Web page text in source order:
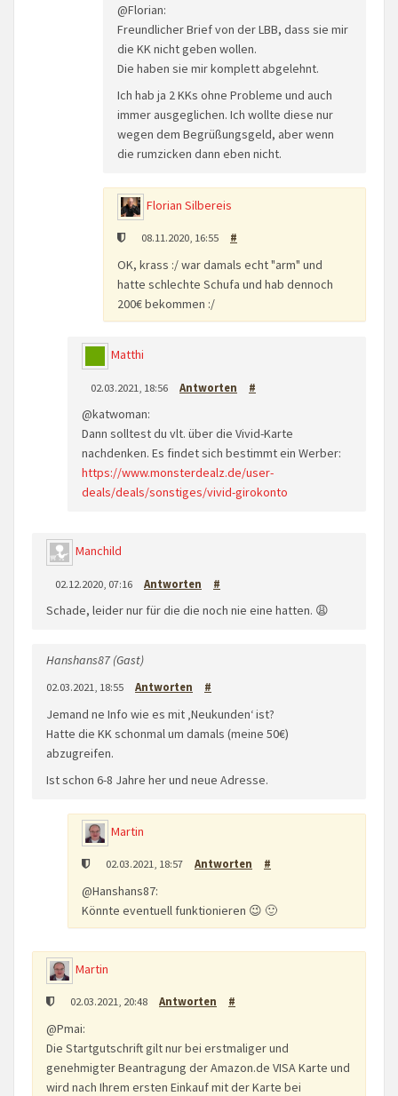
@Florian:
Freundlicher Brief von der LBB, dass sie mir
die KK nicht geben wollen.
Die haben sie mir komplett abgelehnt.
Ich hab ja 2 KKs ohne Probleme und auch
immer ausgeglichen. Ich wollte diese nur
wegen dem Begrüßungsgeld, aber wenn
die rumzicken dann eben nicht.
Florian Silbereis
08.11.2020, 16:55 #
OK, krass :/ war damals echt "arm" und
hatte schlechte Schufa und hab dennoch
200€ bekommen :/
Matthi
02.03.2021, 18:56 Antworten #
@katwoman:
Dann solltest du vlt. über die Vivid-Karte
nachdenken. Es findet sich bestimmt ein Werber:
https://www.monsterdealz.de/user-
deals/deals/sonstiges/vivid-girokonto
Manchild
02.12.2020, 07:16 Antworten #
Schade, leider nur für die die noch nie eine hatten. 😩
Hanshans87 (Gast)
02.03.2021, 18:55 Antworten #
Jemand ne Info wie es mit ‚Neukunden‘ ist?
Hatte die KK schonmal um damals (meine 50€)
abzugreifen.
Ist schon 6-8 Jahre her und neue Adresse.
Martin
02.03.2021, 18:57 Antworten #
@Hanshans87:
Könnte eventuell funktionieren 😉 🙂
Martin
02.03.2021, 20:48 Antworten #
@Pmai:
Die Startgutschrift gilt nur bei erstmaliger und
genehmigter Beantragung der Amazon.de VISA Karte und
wird nach Ihrem ersten Einkauf mit der Karte bei